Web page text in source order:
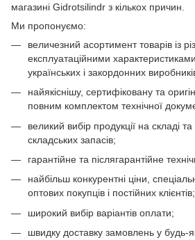
магазині Gidrotsilindr з кількох причин.
Ми пропонуємо:
величезний асортимент товарів із
експлуатаційними
українських і закордонних
найякіснішу, сертифіковану та
повним комплектом технічної
великий вибір продукції на складі
складських запасів;
гарантійне та післягарантійне
найбільш конкурентні ціни,
оптових покупців і постійних клієнтів;
широкий вибір варіантів оплати;
швидку доставку замовлень у будь-